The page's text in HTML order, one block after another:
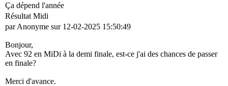
Ça dépend l'année
Résultat Midi
par Anonyme sur 12-02-2025 15:50:49
Bonjour,
Avec 92 en MiDi à la demi finale, est-ce j'ai des chances de passer
en finale?
Merci d'avance.